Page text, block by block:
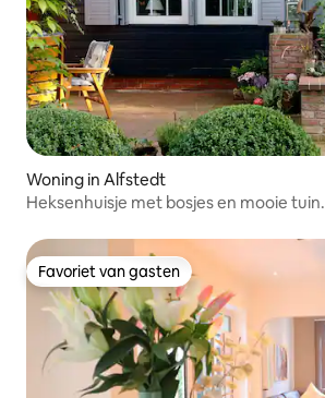
Woning in Alfstedt
Heksenhuisje met bosjes en mooie tuin.
Favoriet van gasten
Favoriet van gasten